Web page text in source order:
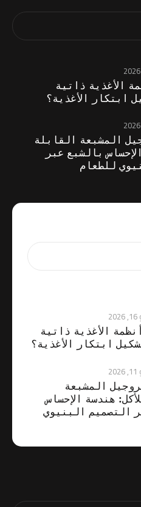
الأغذية ذاتية
ابتكار الأغذية؟
المشبعة القابلة
بالشبع عبر
للطعام
الأغذية ذاتية
ابتكار الأغذية؟
المشبعة
هندسة الإحساس
التصميم البنيوي